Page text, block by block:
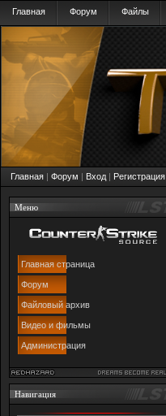
Главная Форум Файлы
Главная | Форум | Вход | Регистрация
Меню
Главная страница
Форум
Файловый архив
Видео и фильмы
Администрация
Навигация